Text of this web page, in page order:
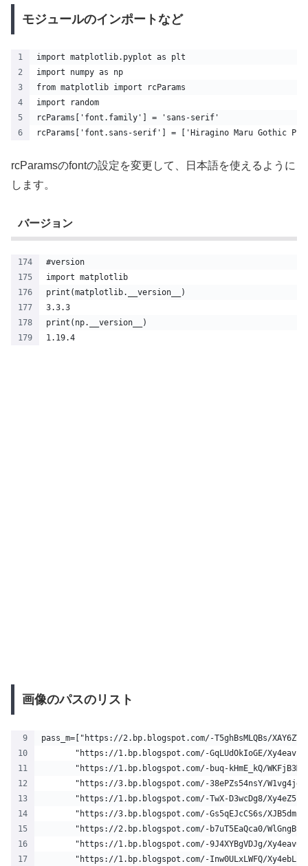
モジュールのインポートなど
import matplotlib.pyplot as plt
import numpy as np
from matplotlib import rcParams
import random
rcParams['font.family'] = 'sans-serif'
rcParams['font.sans-serif'] = ['Hiragino Maru Gothic
rcParamsのfontの設定を変更して、日本語を使えるように
します。
バージョン
#version
import matplotlib
print(matplotlib.__version__)
3.3.3
print(np.__version__)
1.19.4
画像のパスのリスト
pass_m=["https://2.bp.blogspot.com/-T5ghBsMLQBs/
"https://1.bp.blogspot.com/-GqLUdOkIoGE/
"https://1.bp.blogspot.com/-buq-kHmE_kQ/
"https://3.bp.blogspot.com/-38ePZs54nsY/
"https://1.bp.blogspot.com/-TwX-D3wcDg8/
"https://3.bp.blogspot.com/-Gs5qEJcCS6s/
"https://2.bp.blogspot.com/-b7uT5EaQca0/
"https://1.bp.blogspot.com/-9J4XYBgVDJg/
"https://1.bp.blogspot.com/-Inw0ULxLWFQ/